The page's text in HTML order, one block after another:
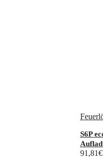
S6P
91,81€